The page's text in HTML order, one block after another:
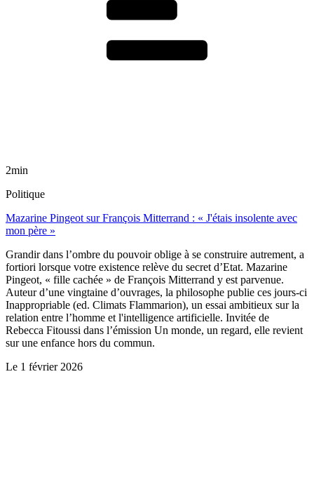
2min
Politique
Mazarine Pingeot sur François Mitterrand : « J'étais insolente avec
mon père »
Grandir dans l’ombre du pouvoir oblige à se construire autrement, a
fortiori lorsque votre existence relève du secret d’Etat. Mazarine
Pingeot, « fille cachée » de François Mitterrand y est parvenue.
Auteur d’une vingtaine d’ouvrages, la philosophe publie ces jours-ci
Inappropriable (ed. Climats Flammarion), un essai ambitieux sur la
relation entre l’homme et l'intelligence artificielle. Invitée de
Rebecca Fitoussi dans l’émission Un monde, un regard, elle revient
sur une enfance hors du commun.
Le 1 février 2026